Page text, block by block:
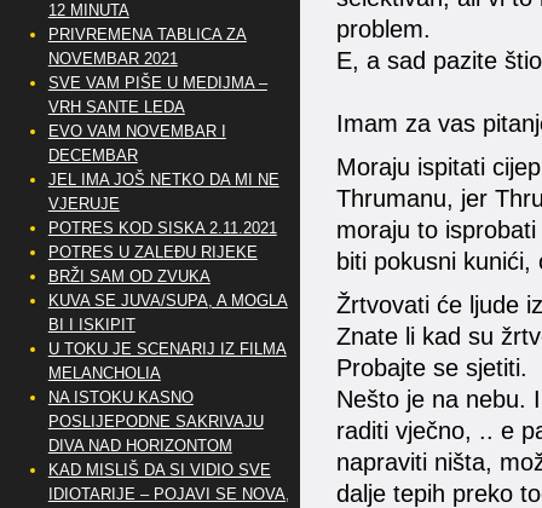
problem.
E, a sad pazite
Imam za vas
Moraju ispitati
Thrumanu, jer
moraju to
biti pokusni kunići,
Žrtvovati će ljude
Znate li kad su
Probajte se sjetiti.
Nešto je na nebu.
raditi vječno, .. e
napraviti ništa,
dalje tepih preko
12 MINUTA
PRIVREMENA TABLICA ZA
NOVEMBAR 2021
SVE VAM PIŠE U MEDIJMA –
VRH SANTE LEDA
EVO VAM NOVEMBAR I
DECEMBAR
JEL IMA JOŠ NETKO DA MI NE
VJERUJE
POTRES KOD SISKA 2.11.2021
POTRES U ZALEĐU RIJEKE
BRŽI SAM OD ZVUKA
KUVA SE JUVA/SUPA, A MOGLA
BI I ISKIPIT
U TOKU JE SCENARIJ IZ FILMA
MELANCHOLIA
NA ISTOKU KASNO
POSLIJEPODNE SAKRIVAJU
DIVA NAD HORIZONTOM
KAD MISLIŠ DA SI VIDIO SVE
IDIOTARIJE – POJAVI SE NOVA,..